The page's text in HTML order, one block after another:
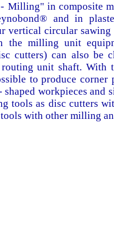
Milling" in composite
and in
vertical circular sawing
the milling unit
cutters) can also be
unit shaft. With
to produce corner
shaped workpieces and
tools as disc cutters
with other milling